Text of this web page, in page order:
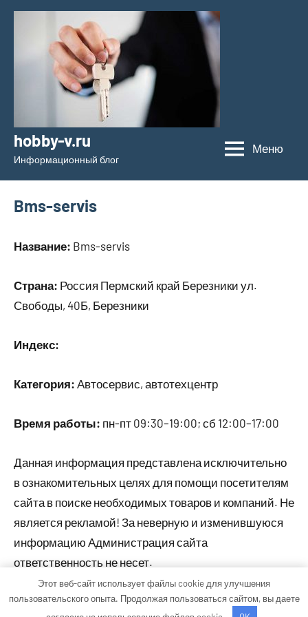
Перейти
содержимому
hobby-v.ru
Информационный блог
Меню
Bms-servis
Название: Bms-servis
Страна: Россия Пермский край Березники ул.
Свободы, 40Б, Березники
Индекс:
Категория: Автосервис, автотехцентр
Время работы: пн-пт 09:30–19:00; сб 12:00–17:00
Данная информация представлена исключительно
в ознакомительных целях для помощи посетителям
сайта в поиске необходимых товаров и компаний. Не
является рекламой! За неверную и изменившуюся
информацию Администрация сайта
ответственность не несет.
Тема WordPress: Occasio от ThemeZee.
Этот веб-сайт использует файлы cookie для улучшения
пользовательского опыта. Продолжая пользоваться сайтом, вы даете